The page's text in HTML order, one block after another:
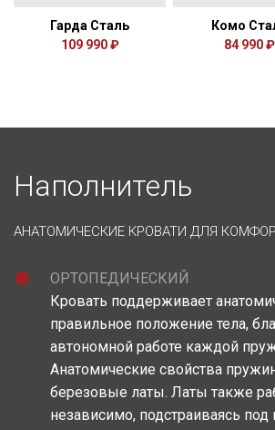
Гарда Сталь
109 990 ₽
Комо
84 990 ₽
Наполнитель
АНАТОМИЧЕСКИЕ КРОВАТИ ДЛЯ
ОРТОПЕДИЧЕСКИЙ
Кровать поддерживает
правильное положение тела,
автономной работе каждой
Анатомические свойства
березовые латы. Латы также
независимо, подстраиваясь под